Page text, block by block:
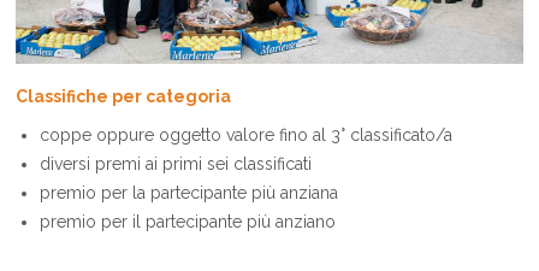
Classifiche per categoria
coppe oppure oggetto valore fino al 3° classificato/a
diversi premi ai primi sei classificati
premio per la partecipante più anziana
premio per il partecipante più anziano